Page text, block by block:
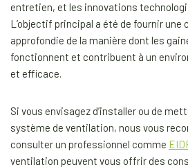
entretien, et les innovations
L’objectif principal a été de fournir une
approfondie de la manière dont les
fonctionnent et contribuent à un
et efficace.
Si vous envisagez d’installer ou de
système de ventilation, nous vous
consulter un professionnel comme
ventilation peuvent vous offrir des